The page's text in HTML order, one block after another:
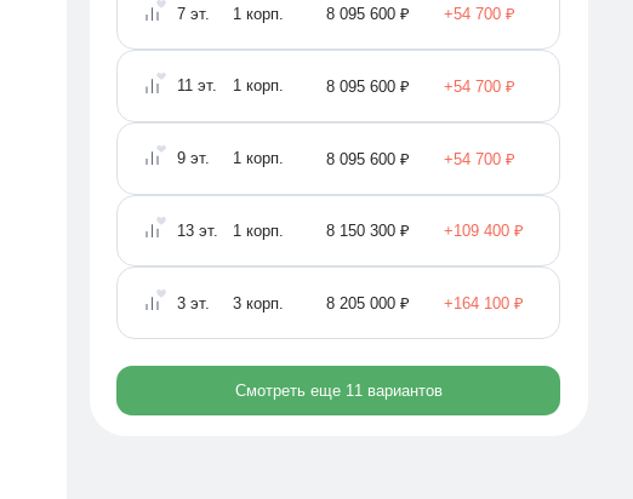
7 эт. 1корп. 8 095 600 ₽ +54 700 ₽
11 эт. 1корп. 8 095 600 ₽ +54 700 ₽
9 эт. 1корп. 8 095 600 ₽ +54 700 ₽
13 эт. 1корп. 8 150 300 ₽ +109 400 ₽
3 эт. 3корп. 8 205 000 ₽ +164 100 ₽
Смотреть еще 11 вариантов